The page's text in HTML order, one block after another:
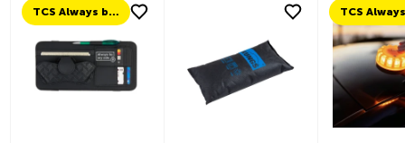
TCS Always by my side